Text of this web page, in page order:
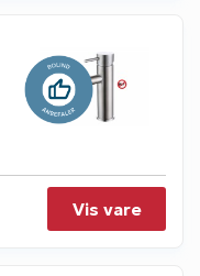
Vis vare